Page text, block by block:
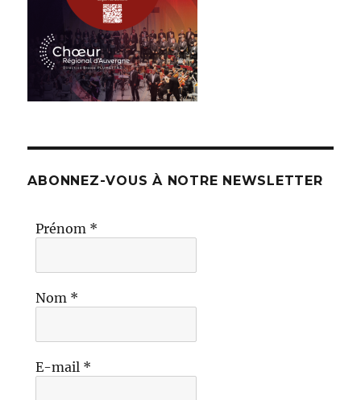
ABONNEZ-VOUS À NOTRE NEWSLETTER
Prénom *
Nom *
E-mail *